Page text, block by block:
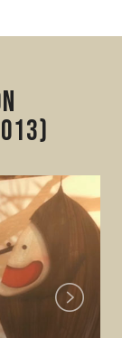
Next